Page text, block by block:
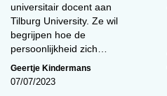
universitair docent aan
Tilburg University. Ze wil
begrijpen hoe de
persoonlijkheid zich…
Geertje Kindermans
07/07/2023